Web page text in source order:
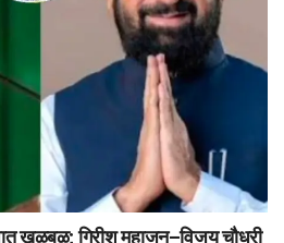
खळबळ; गिरीश महाजन–विजय चौधरी